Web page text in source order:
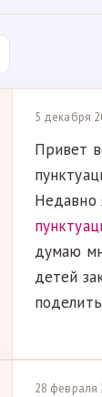
5 декабря
Привет
Недавно
думаю
детей
28 февраля